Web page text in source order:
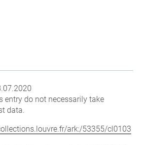
entry do not necessarily take
data.
ark:/53355/cl0103